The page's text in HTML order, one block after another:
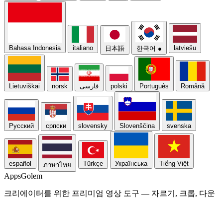
Bahasa Indonesia italiano 日本語 한국어 ● latviešu
Lietuviškai norsk فارسی polski Português Română
Русский српски slovensky Slovenščina svenska
español ภาษาไทย Türkçe Українська Tiếng Việt
AppsGolem
크리에이터를 위한 프리미엄 영상 도구 — 자르기, 크롭, 다운